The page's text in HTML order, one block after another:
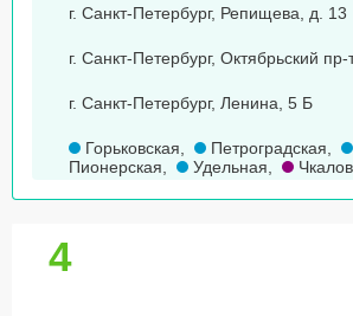
г. Санкт-Петербург, Репищева, д. 13
г. Санкт-Петербург, Октябрьский пр-
г. Санкт-Петербург, Ленина, 5 Б
Горьковская, Петроградская,
Пионерская, Удельная,
4